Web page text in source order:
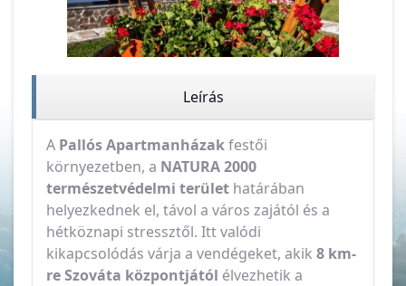
Leírás
A Pallós Apartmanházakfestői
környezetben, a NATURA 2000
természetvédelmi terület határában
helyezkednek el, távol a város zajától és a
hétköznapi stressztől. Itt valódi
kikapcsolódás várja a vendégeket, akik 8 km-
re Szováta központjától élvezhetik a